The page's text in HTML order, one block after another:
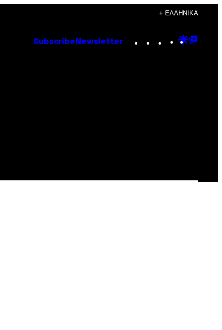
+ ΕΛΛΗΝΙΚΆ
Subscribe Newsletter Instagram
TikTok
YouTube
Google